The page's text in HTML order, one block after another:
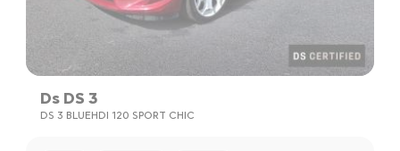
Ds DS 3
DS 3 BLUEHDI 120 SPORT CHIC